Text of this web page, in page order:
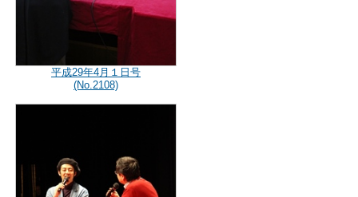
平成29年4月１日号
(No.2108)